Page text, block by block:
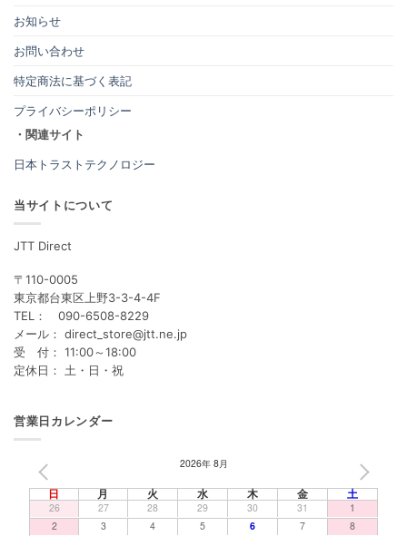
お知らせ
お問い合わせ
特定商法に基づく表記
プライバシーポリシー
・関連サイト
日本トラストテクノロジー
当サイトについて
JTT Direct
〒110-0005
東京都台東区上野3-3-4-4F
TEL： 090-6508-8229
メール： direct_store@jtt.ne.jp
受 付： 11:00～18:00
定休日： 土・日・祝
営業日カレンダー
2026年 8月
日 月 火 水 木 金 土
26 27 28 29 30 31
1
2
3 4 5 6 7
8